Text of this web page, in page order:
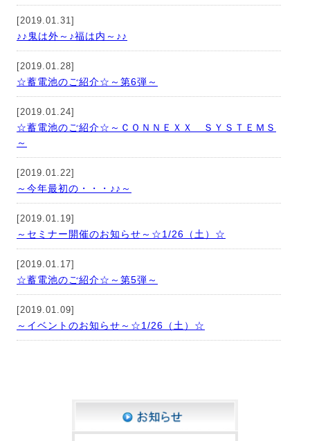
[2019.01.31]
♪♪鬼は外～♪福は内～♪♪
[2019.01.28]
☆蓄電池のご紹介☆～第6弾～
[2019.01.24]
☆蓄電池のご紹介☆～ＣＯＮＮＥＸＸ ＳＹＳＴＥＭＳ
～
[2019.01.22]
～今年最初の・・・♪♪～
[2019.01.19]
～セミナー開催のお知らせ～☆1/26（土）☆
[2019.01.17]
☆蓄電池のご紹介☆～第5弾～
[2019.01.09]
～イベントのお知らせ～☆1/26（土）☆